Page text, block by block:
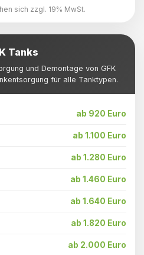
sich zzgl. 19% MwSt.
Tanks
und Demontage von GFK
für alle Tanktypen.
ab 920 Euro
ab 1.100 Euro
ab 1.280 Euro
ab 1.460 Euro
ab 1.640 Euro
ab 1.820 Euro
ab 2.000 Euro